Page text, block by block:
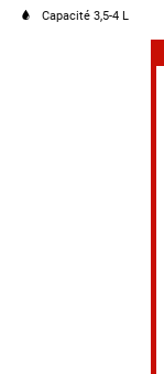
Revendeurs
Capacité 3,5-4 L